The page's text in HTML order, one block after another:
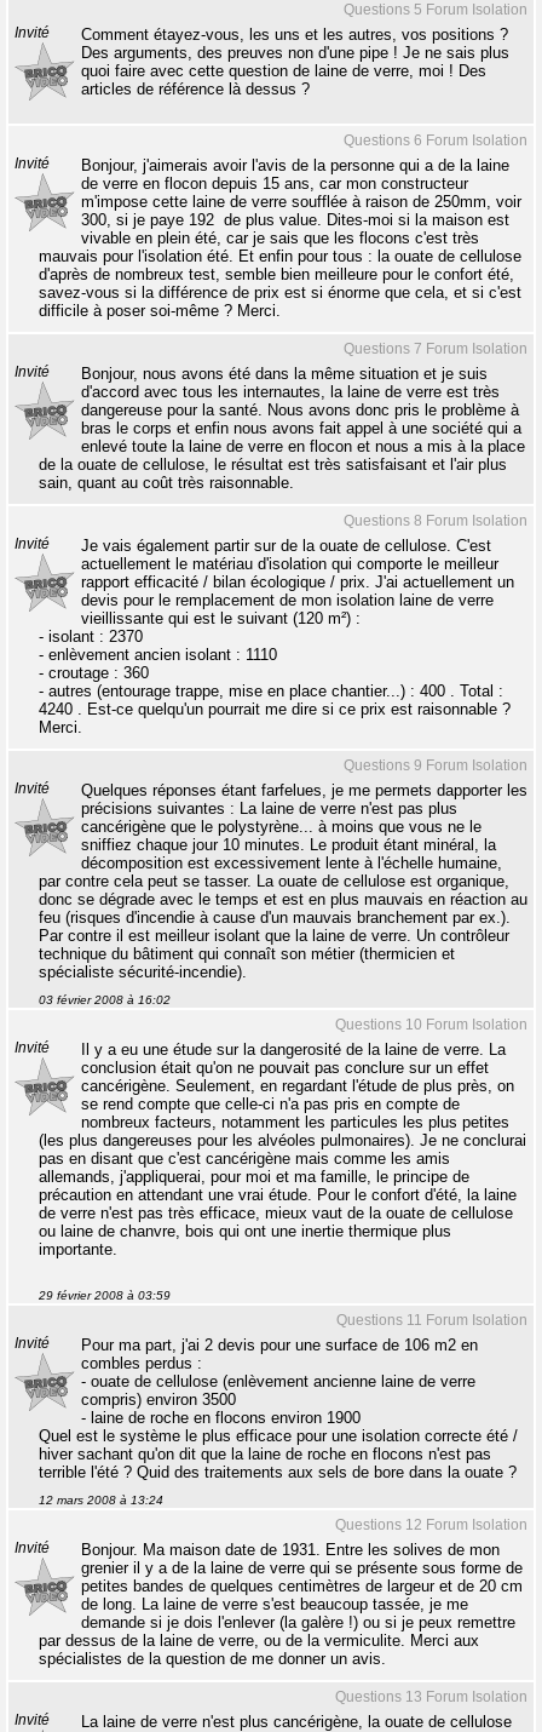
Questions 5 Forum Isolation
Invité
Comment étayez-vous, les uns et les autres, vos positions ?
Des arguments, des preuves non d'une pipe ! Je ne sais plus
quoi faire avec cette question de laine de verre, moi ! Des
articles de référence là dessus ?
Questions 6 Forum Isolation
Invité
Bonjour, j'aimerais avoir l'avis de la personne qui a de la laine
de verre en flocon depuis 15 ans, car mon constructeur
m'impose cette laine de verre soufflée à raison de 250mm, voir
300, si je paye 192  de plus value. Dites-moi si la maison est
vivable en plein été, car je sais que les flocons c'est très
mauvais pour l'isolation été. Et enfin pour tous : la ouate de cellulose
d'après de nombreux test, semble bien meilleure pour le confort été,
savez-vous si la différence de prix est si énorme que cela, et si c'est
difficile à poser soi-même ? Merci.
Questions 7 Forum Isolation
Invité
Bonjour, nous avons été dans la même situation et je suis
d'accord avec tous les internautes, la laine de verre est très
dangereuse pour la santé. Nous avons donc pris le problème à
bras le corps et enfin nous avons fait appel à une société qui a
enlevé toute la laine de verre en flocon et nous a mis à la place
de la ouate de cellulose, le résultat est très satisfaisant et l'air plus
sain, quant au coût très raisonnable.
Questions 8 Forum Isolation
Invité
Je vais également partir sur de la ouate de cellulose. C'est
actuellement le matériau d'isolation qui comporte le meilleur
rapport efficacité / bilan écologique / prix. J'ai actuellement un
devis pour le remplacement de mon isolation laine de verre
vieillissante qui est le suivant (120 m²) :
- isolant : 2370 
- enlèvement ancien isolant : 1110 
- croutage : 360 
- autres (entourage trappe, mise en place chantier...) : 400 . Total :
4240 . Est-ce quelqu'un pourrait me dire si ce prix est raisonnable ?
Merci.
Questions 9 Forum Isolation
Invité
Quelques réponses étant farfelues, je me permets dapporter les
précisions suivantes : La laine de verre n'est pas plus
cancérigène que le polystyrène... à moins que vous ne le
sniffiez chaque jour 10 minutes. Le produit étant minéral, la
décomposition est excessivement lente à l'échelle humaine,
par contre cela peut se tasser. La ouate de cellulose est organique,
donc se dégrade avec le temps et est en plus mauvais en réaction au
feu (risques d'incendie à cause d'un mauvais branchement par ex.).
Par contre il est meilleur isolant que la laine de verre. Un contrôleur
technique du bâtiment qui connaît son métier (thermicien et
spécialiste sécurité-incendie).
03 février 2008 à 16:02
Questions 10 Forum Isolation
Invité
Il y a eu une étude sur la dangerosité de la laine de verre. La
conclusion était qu'on ne pouvait pas conclure sur un effet
cancérigène. Seulement, en regardant l'étude de plus près, on
se rend compte que celle-ci n'a pas pris en compte de
nombreux facteurs, notamment les particules les plus petites
(les plus dangereuses pour les alvéoles pulmonaires). Je ne conclurai
pas en disant que c'est cancérigène mais comme les amis
allemands, j'appliquerai, pour moi et ma famille, le principe de
précaution en attendant une vrai étude. Pour le confort d'été, la laine
de verre n'est pas très efficace, mieux vaut de la ouate de cellulose
ou laine de chanvre, bois qui ont une inertie thermique plus
importante.
29 février 2008 à 03:59
Questions 11 Forum Isolation
Invité
Pour ma part, j'ai 2 devis pour une surface de 106 m2 en
combles perdus :
- ouate de cellulose (enlèvement ancienne laine de verre
compris) environ 3500 
- laine de roche en flocons environ 1900 
Quel est le système le plus efficace pour une isolation correcte été /
hiver sachant qu'on dit que la laine de roche en flocons n'est pas
terrible l'été ? Quid des traitements aux sels de bore dans la ouate ?
12 mars 2008 à 13:24
Questions 12 Forum Isolation
Invité
Bonjour. Ma maison date de 1931. Entre les solives de mon
grenier il y a de la laine de verre qui se présente sous forme de
petites bandes de quelques centimètres de largeur et de 20 cm
de long. La laine de verre s'est beaucoup tassée, je me
demande si je dois l'enlever (la galère !) ou si je peux remettre
par dessus de la laine de verre, ou de la vermiculite. Merci aux
spécialistes de la question de me donner un avis.
Questions 13 Forum Isolation
Invité
La laine de verre n'est plus cancérigène, la ouate de cellulose